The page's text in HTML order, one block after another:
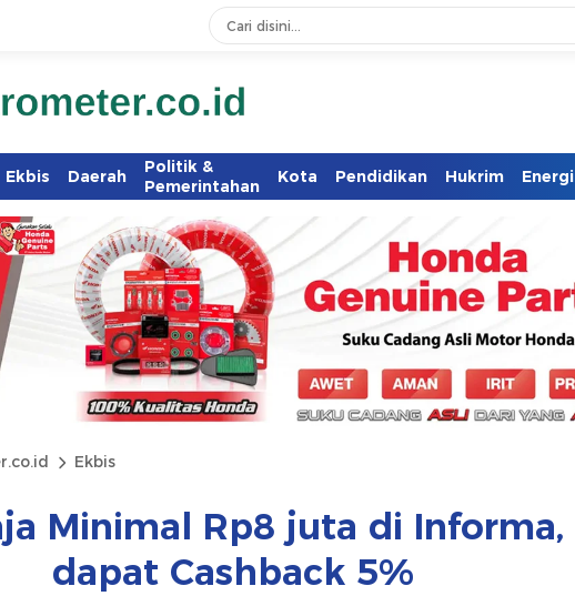
Ekbis Daerah
Politik &
Pemerintahan
Kota Pendidikan Hukrim Energi
Ekbis
Minimal Rp8 juta di Informa,
dapat Cashback 5%